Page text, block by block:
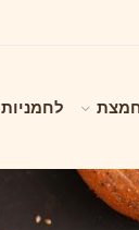
לחמניות